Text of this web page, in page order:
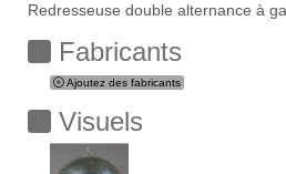
Redresseuse double alternance à
Fabricants
Ajoutez des fabricants
Visuels